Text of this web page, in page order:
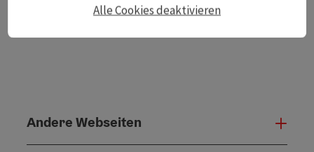
Andere Webseiten
Alle Cookies deaktivieren